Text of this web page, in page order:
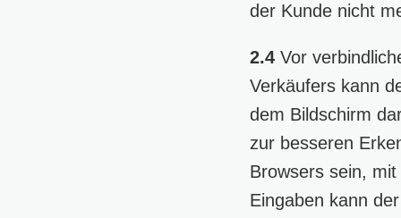
der Kunde nicht
2.4Vor
Verkäufers kann
dem Bildschirm
zur besseren
Browsers sein,
Eingaben kann